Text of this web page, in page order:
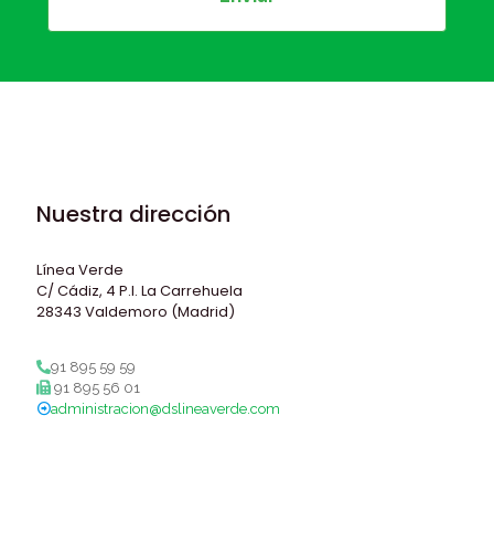
Nuestra dirección
Línea Verde
C/ Cádiz, 4 P.I. La Carrehuela
28343 Valdemoro (Madrid)
91 895 59 59
91 895 56 01
administracion@dslineaverde.com